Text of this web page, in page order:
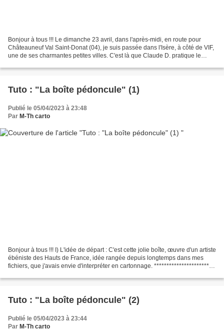
Bonjour à tous !!! Le dimanche 23 avril, dans l'après-midi, en route pour
Châteauneuf Val Saint-Donat (04), je suis passée dans l'Isère, à côté de VIF,
une de ses charmantes petites villes. C'est là que Claude D. pratique le
Tuto : "La boîte pédoncule" (1)
Publié le 05/04/2023 à 23:48
Par M-Th carto
Bonjour à tous !!! I) L'idée de départ : C'est cette jolie boîte, œuvre d'un artiste
ébéniste des Hauts de France, idée rangée depuis longtemps dans mes
fichiers, que j'avais envie d'interpréter en cartonnage. ***********************
Tuto : "La boîte pédoncule" (2)
Publié le 05/04/2023 à 23:44
Par M-Th carto